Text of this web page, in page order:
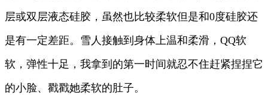
层或双层液态硅胶，虽然也比较柔软但是和0度硅胶还
是有一定差距。雪人接触到身体上温和柔滑，QQ软
软，弹性十足，我拿到的第一时间就忍不住赶紧捏捏它
的小脸、戳戳她柔软的肚子。